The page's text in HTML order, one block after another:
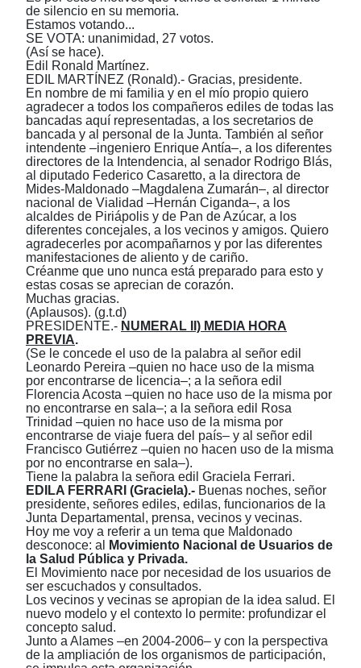
de silencio en su memoria.
Estamos votando...
SE VOTA: unanimidad, 27 votos.
(Así se hace).
Edil Ronald Martínez.
EDIL MARTÍNEZ (Ronald).- Gracias, presidente.
En nombre de mi familia y en el mío propio quiero
agradecer a todos los compañeros ediles de todas las
bancadas aquí representadas, a los secretarios de
bancada y al personal de la Junta. También al señor
intendente ‒ingeniero Enrique Antía‒, a los diferentes
directores de la Intendencia, al senador Rodrigo Blás,
al diputado Federico Casaretto, a la directora de
Mides-Maldonado ‒Magdalena Zumarán‒, al director
nacional de Vialidad ‒Hernán Ciganda‒, a los
alcaldes de Piriápolis y de Pan de Azúcar, a los
diferentes concejales, a los vecinos y amigos. Quiero
agradecerles por acompañarnos y por las diferentes
manifestaciones de aliento y de cariño.
Créanme que uno nunca está preparado para esto y
estas cosas se aprecian de corazón.
Muchas gracias.
(Aplausos). (g.t.d)
PRESIDENTE.- NUMERAL II) MEDIA HORA
PREVIA.
(Se le concede el uso de la palabra al señor edil
Leonardo Pereira –quien no hace uso de la misma
por encontrarse de licencia–; a la señora edil
Florencia Acosta ‒quien no hace uso de la misma por
no encontrarse en sala‒; a la señora edil
Rosa
Trinidad –quien no hace uso de la misma por
encontrarse de viaje fuera del país– y al señor edil
Francisco Gutiérrez –quien no hacen uso de la misma
por no encontrarse en sala–).
Tiene la palabra la señora edil Graciela Ferrari.
EDILA FERRARI (Graciela).- Buenas noches, señor
presidente, señores ediles, edilas, funcionarios de la
Junta Departamental, prensa, vecinos y vecinas.
Hoy me voy a referir a un tema que Maldonado
desconoce: al
Movimiento Nacional de Usuarios de
la Salud Pública y Privada.
El Movimiento nace por necesidad de los usuarios de
ser escuchados y consultados.
Los vecinos y vecinas se apropian de la idea salud. El
nuevo modelo y el contexto lo permite: profundizar el
concepto salud.
Junto a Alames –en 2004-2006– y con la perspectiva
de la ampliación de los organismos de participación,